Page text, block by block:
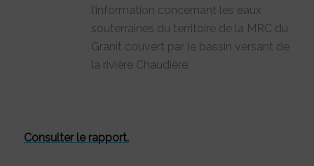
l’information concernant les eaux
souterraines du territoire de la MRC du
Granit couvert par le bassin versant de
la rivière Chaudière.
Consulter le rapport.